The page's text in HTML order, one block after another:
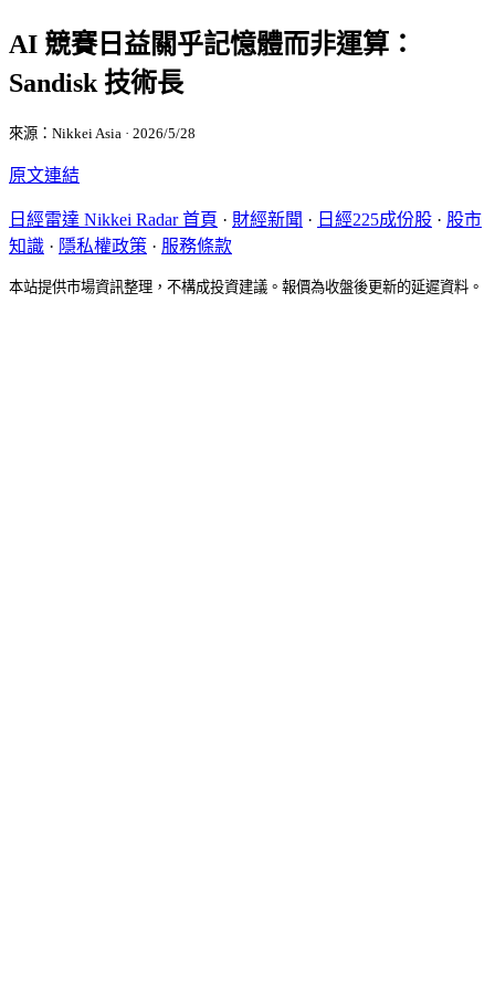
AI 競賽日益關乎記憶體而非運算：
Sandisk 技術長
來源：Nikkei Asia · 2026/5/28
原文連結
日經雷達 Nikkei Radar 首頁 · 財經新聞 · 日經225成份股 · 股市
知識 · 隱私權政策 · 服務條款
本站提供市場資訊整理，不構成投資建議。報價為收盤後更新的延遲資料。